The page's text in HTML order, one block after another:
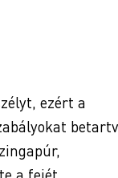
ezért a